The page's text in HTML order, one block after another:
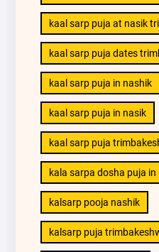
kaal sarp puja at nasik
kaal sarp puja dates
kaal sarp puja in nashik
kaal sarp puja in nasik
kaal sarp puja
kala sarpa dosha puja in
kalsarp pooja nashik
kalsarp puja